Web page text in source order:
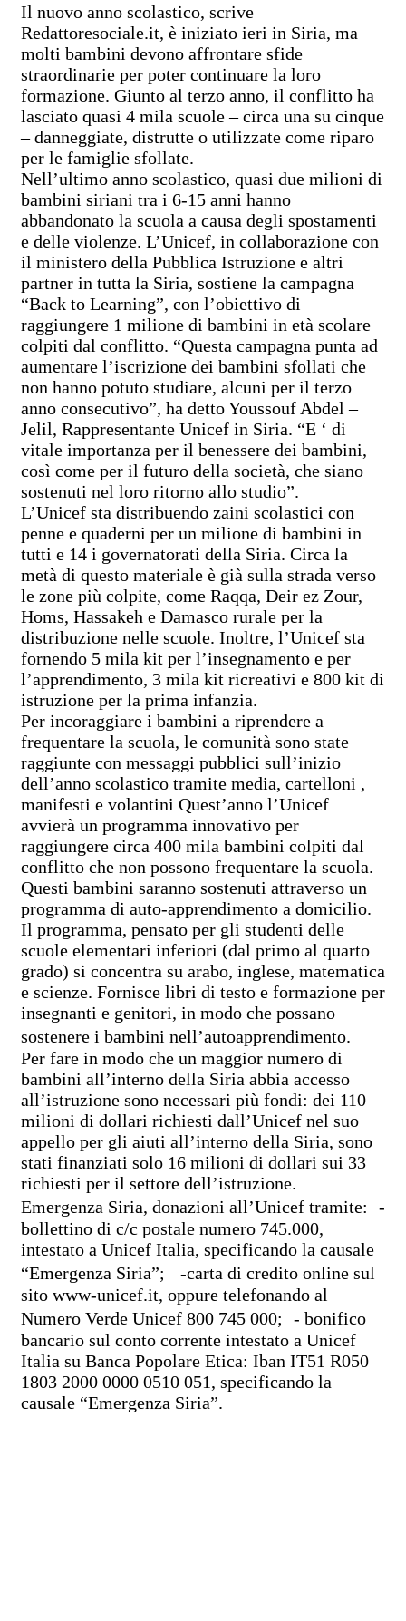
Il nuovo anno scolastico, scrive
Redattoresociale.it, è iniziato ieri in Siria, ma
molti bambini devono affrontare sfide
straordinarie per poter continuare la loro
formazione. Giunto al terzo anno, il conflitto ha
lasciato quasi 4 mila scuole – circa una su cinque
– danneggiate, distrutte o utilizzate come riparo
per le famiglie sfollate.
Nell’ultimo anno scolastico, quasi due milioni di
bambini siriani tra i 6-15 anni hanno
abbandonato la scuola a causa degli spostamenti
e delle violenze. L’Unicef, in collaborazione con
il ministero della Pubblica Istruzione e altri
partner in tutta la Siria, sostiene la campagna
“Back to Learning”, con l’obiettivo di
raggiungere 1 milione di bambini in età scolare
colpiti dal conflitto. “Questa campagna punta ad
aumentare l’iscrizione dei bambini sfollati che
non hanno potuto studiare, alcuni per il terzo
anno consecutivo”, ha detto Youssouf Abdel –
Jelil, Rappresentante Unicef in Siria. “E ‘ di
vitale importanza per il benessere dei bambini,
così come per il futuro della società, che siano
sostenuti nel loro ritorno allo studio”.
L’Unicef sta distribuendo zaini scolastici con
penne e quaderni per un milione di bambini in
tutti e 14 i governatorati della Siria. Circa la
metà di questo materiale è già sulla strada verso
le zone più colpite, come Raqqa, Deir ez Zour,
Homs, Hassakeh e Damasco rurale per la
distribuzione nelle scuole. Inoltre, l’Unicef sta
fornendo 5 mila kit per l’insegnamento e per
l’apprendimento, 3 mila kit ricreativi e 800 kit di
istruzione per la prima infanzia.
Per incoraggiare i bambini a riprendere a
frequentare la scuola, le comunità sono state
raggiunte con messaggi pubblici sull’inizio
dell’anno scolastico tramite media, cartelloni ,
manifesti e volantini Quest’anno l’Unicef
avvierà un programma innovativo per
raggiungere circa 400 mila bambini colpiti dal
conflitto che non possono frequentare la scuola.
Questi bambini saranno sostenuti attraverso un
programma di auto-apprendimento a domicilio.
Il programma, pensato per gli studenti delle
scuole elementari inferiori (dal primo al quarto
grado) si concentra su arabo, inglese, matematica
e scienze. Fornisce libri di testo e formazione per
insegnanti e genitori, in modo che possano
sostenere i bambini nell’autoapprendimento.
Per fare in modo che un maggior numero di
bambini all’interno della Siria abbia accesso
all’istruzione sono necessari più fondi: dei 110
milioni di dollari richiesti dall’Unicef nel suo
appello per gli aiuti all’interno della Siria, sono
stati finanziati solo 16 milioni di dollari sui 33
richiesti per il settore dell’istruzione.
Emergenza Siria, donazioni all’Unicef tramite: -
bollettino di c/c postale numero 745.000,
intestato a Unicef Italia, specificando la causale
“Emergenza Siria”; -carta di credito online sul
sito www-unicef.it, oppure telefonando al
Numero Verde Unicef 800 745 000; - bonifico
bancario sul conto corrente intestato a Unicef
Italia su Banca Popolare Etica: Iban IT51 R050
1803 2000 0000 0510 051, specificando la
causale “Emergenza Siria”.